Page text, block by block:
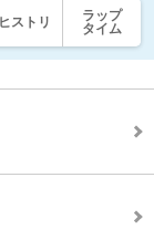
ヒストリ
ラップ
タイム